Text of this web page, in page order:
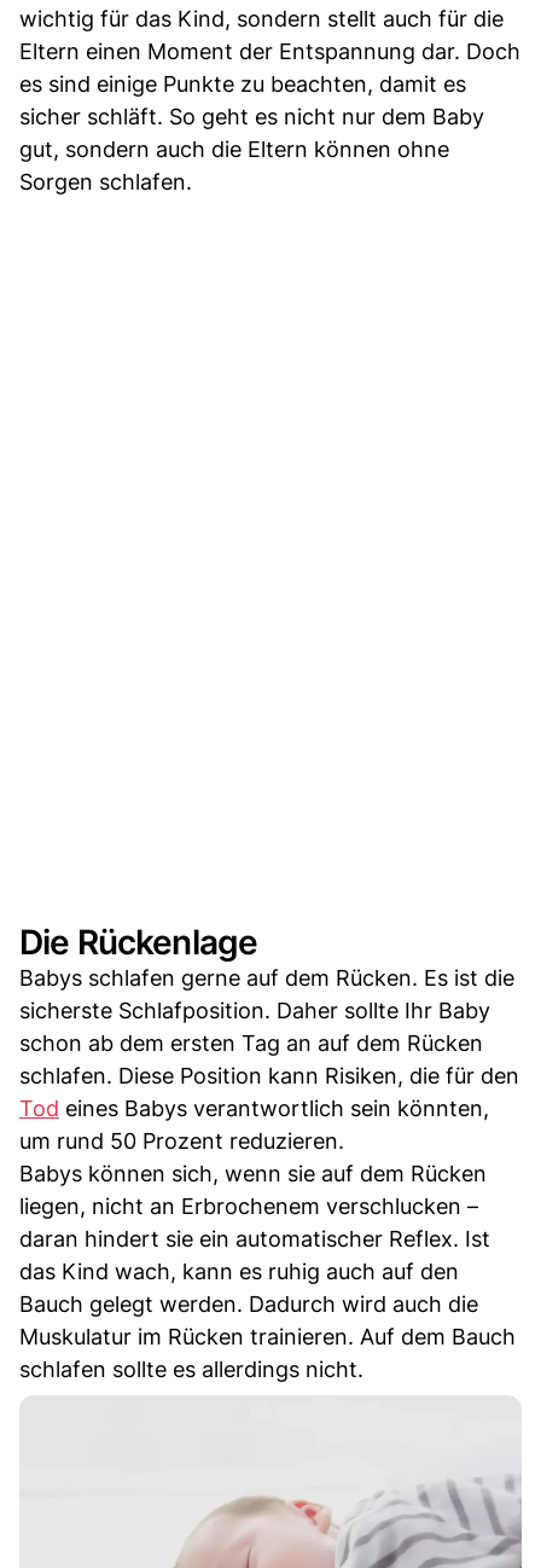
wichtig für das Kind, sondern stellt auch für die
Eltern einen Moment der Entspannung dar. Doch
es sind einige Punkte zu beachten, damit es
sicher schläft. So geht es nicht nur dem Baby
gut, sondern auch die Eltern können ohne
Sorgen schlafen.
Die Rückenlage
Babys schlafen gerne auf dem Rücken. Es ist die
sicherste Schlafposition. Daher sollte Ihr Baby
schon ab dem ersten Tag an auf dem Rücken
schlafen. Diese Position kann Risiken, die für den
Tod eines Babys verantwortlich sein könnten,
um rund 50 Prozent reduzieren.
Babys können sich, wenn sie auf dem Rücken
liegen, nicht an Erbrochenem verschlucken –
daran hindert sie ein automatischer Reflex. Ist
das Kind wach, kann es ruhig auch auf den
Bauch gelegt werden. Dadurch wird auch die
Muskulatur im Rücken trainieren. Auf dem Bauch
schlafen sollte es allerdings nicht.